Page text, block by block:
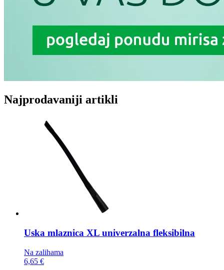
Najprodavaniji artikli
Uska mlaznica XL univerzalna fleksibilna
Na zalihama
6,65 €